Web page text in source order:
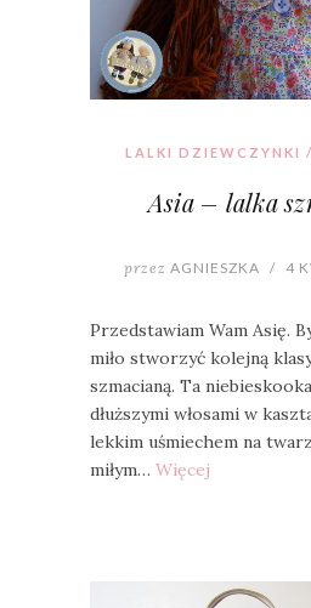
LALKI DZIEWCZYNKI
Asia – lalka
przez AGNIESZKA / 4
Przedstawiam Wam Asię.
miło stworzyć kolejną
szmacianą. Ta
dłuższymi włosami w
lekkim uśmiechem na
miłym… Więcej